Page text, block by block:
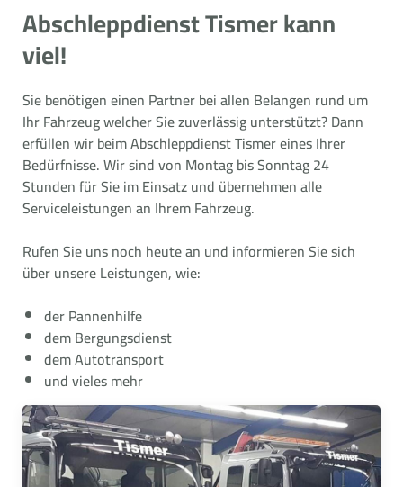
Abschleppdienst Tismer kann
viel!
Sie benötigen einen Partner bei allen Belangen rund um
Ihr Fahrzeug welcher Sie zuverlässig unterstützt? Dann
erfüllen wir beim Abschleppdienst Tismer eines Ihrer
Bedürfnisse. Wir sind von Montag bis Sonntag 24
Stunden für Sie im Einsatz und übernehmen alle
Serviceleistungen an Ihrem Fahrzeug.
Rufen Sie uns noch heute an und informieren Sie sich
über unsere Leistungen, wie:
der Pannenhilfe
dem Bergungsdienst
dem Autotransport
und vieles mehr